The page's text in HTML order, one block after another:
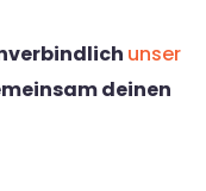
unser
deinen